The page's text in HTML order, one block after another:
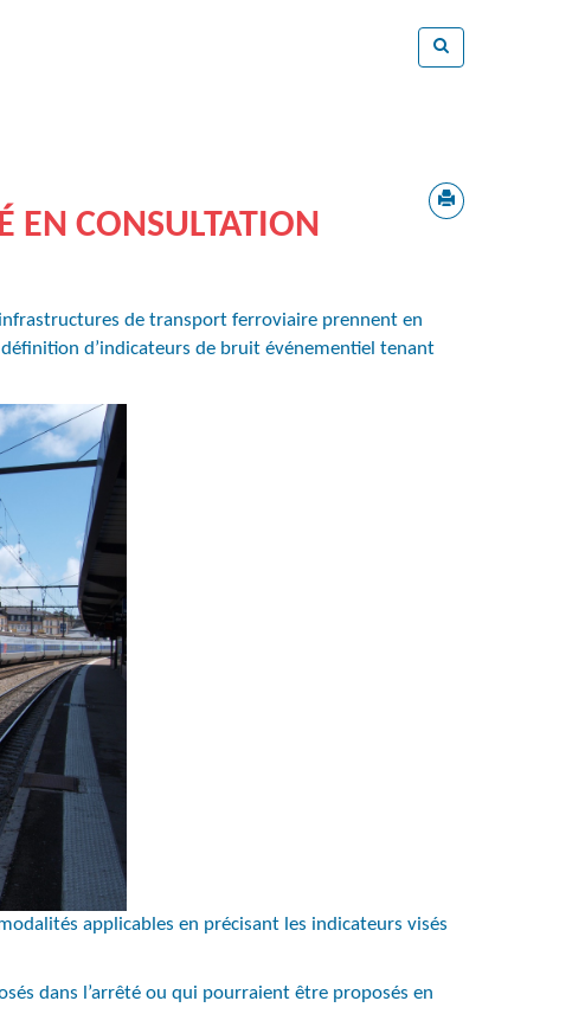
EN CONSULTATION
de transport ferroviaire prennent en
d’indicateurs de bruit événementiel tenant
applicables en précisant les indicateurs visés
dans l’arrêté ou qui pourraient être proposés en